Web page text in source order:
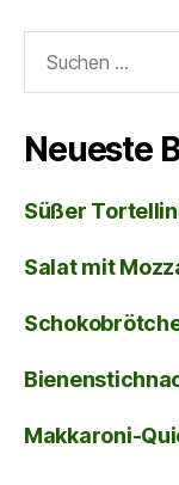
nach:
Neueste
Süßer
Salat mit
Makkaroni-